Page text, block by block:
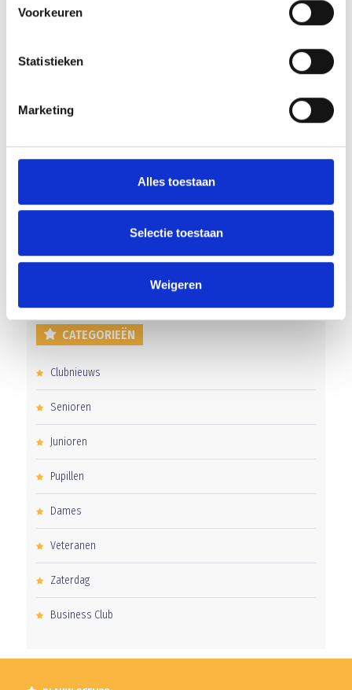
Voorkeuren
Statistieken
Marketing
Alles toestaan
Selectie toestaan
Weigeren
‘Méér kansen voor de eigen jeugd’
Overwinning op Mierlo Hout
Uitnodiging voor de EXTRA Algemene Ledenvergadering
CATEGORIEËN
Clubnieuws
Senioren
Junioren
Pupillen
Dames
Veteranen
Zaterdag
Business Club